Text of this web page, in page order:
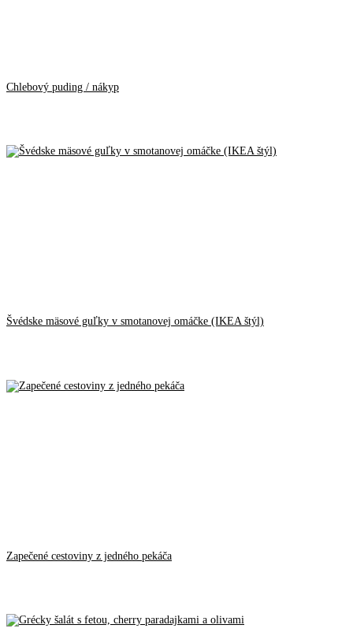
Chlebový puding / nákyp
Švédske mäsové guľky v smotanovej omáčke (IKEA štýl)
Zapečené cestoviny z jedného pekáča